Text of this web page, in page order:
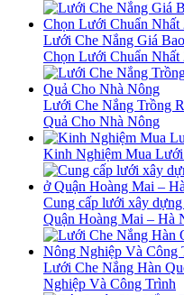
Lưới Che Nắng Giá
Chọn Lưới Chuẩn Nhất
Lưới Che Nắng Trồng
Quả Cho Nhà Nông
Kinh Nghiệm Mua
Cung cấp lưới xây
Quận Hoàng Mai – Hà
Lưới Che Nắng Hàn
Nghiệp Và Công Trình